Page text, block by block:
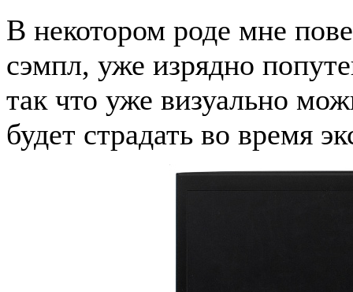
В некотором роде мне
сэмпл, уже изрядно
так что уже визуально
будет страдать во время